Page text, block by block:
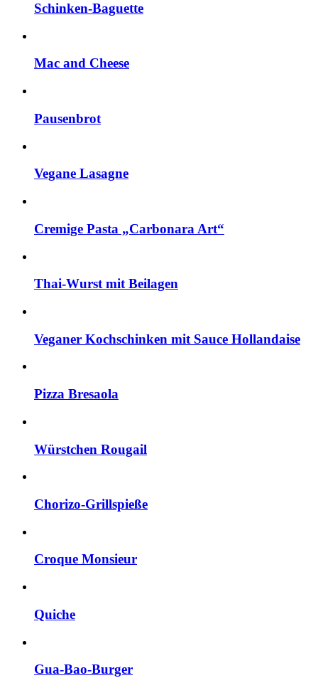
Schinken-Baguette
Mac and Cheese
Pausenbrot
Vegane Lasagne
Cremige Pasta „Carbonara Art“
Thai-Wurst mit Beilagen
Veganer Kochschinken mit Sauce Hollandaise
Pizza Bresaola
Würstchen Rougail
Chorizo-Grillspieße
Croque Monsieur
Quiche
Gua-Bao-Burger